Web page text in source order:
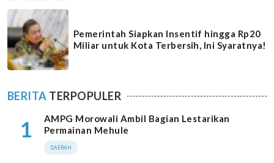
Pemerintah Siapkan Insentif hingga Rp20
Miliar untuk Kota Terbersih, Ini Syaratnya!
BERITA TERPOPULER
1
AMPG Morowali Ambil Bagian Lestarikan
Permainan Mehule
DAERAH